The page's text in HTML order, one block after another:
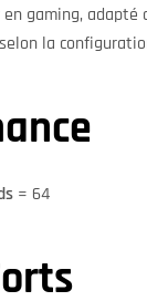
gaming, adapté
la
= 64